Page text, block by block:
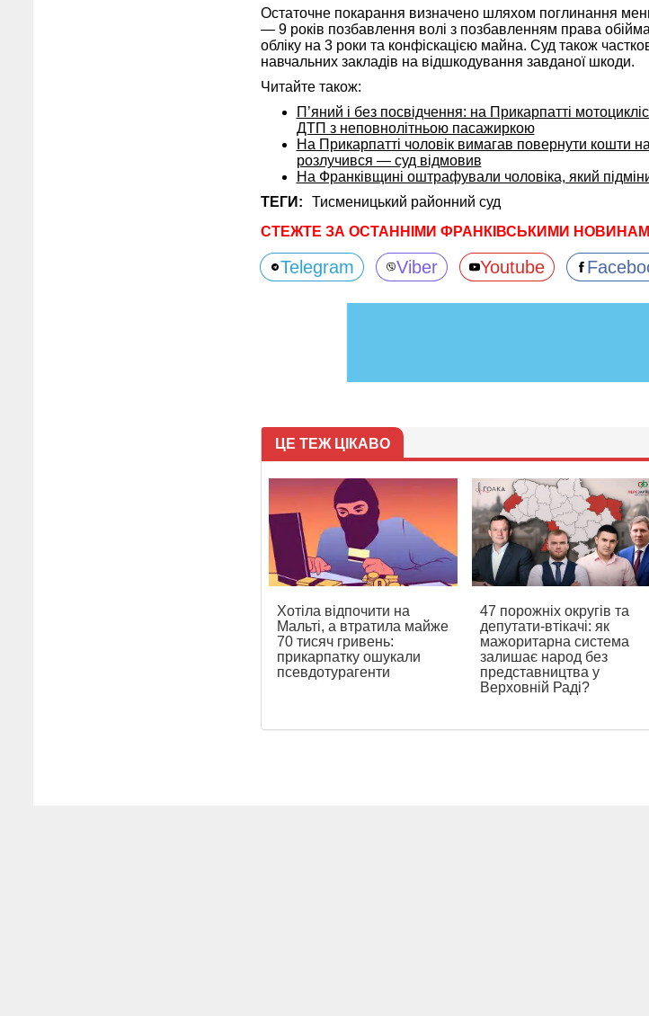
Остаточне покарання визначено шляхом поглинання
— 9 років позбавлення волі з позбавленням права
обліку на 3 роки та конфіскацією майна. Суд також
навчальних закладів на відшкодування завданої шкоди.
Читайте також:
П’яний і без посвідчення: на Прикарпатті
ДТП з неповнолітньою пасажиркою
На Прикарпатті чоловік вимагав повернути кошти
розлучився — суд відмовив
На Франківщині оштрафували чоловіка, який
ТЕГИ:
Тисменицький районний суд
СТЕЖТЕ ЗА ОСТАННІМИ ФРАНКІВСЬКИМИ
Telegram Viber Youtube
ЦЕ ТЕЖ ЦІКАВО
Хотіла відпочити на
Мальті, а втратила майже
70 тисяч гривень:
прикарпатку ошукали
псевдотурагенти
47 порожніх округів та
депутати-втікачі: як
мажоритарна система
залишає народ без
представництва у
Верховній Раді?